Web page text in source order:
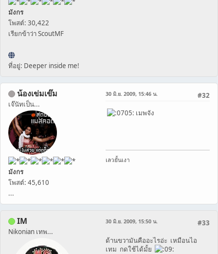
มังกร
โพสต์: 30,422
เรียกข้าว่า ScoutMF
ที่อยู่: Deeper inside me!
น้องเข่มเข๊ม
เจ๊นัทเป็น...
มังกร
โพสต์: 45,610
...
#32
30 มิ.ย. 2009, 15:46 น.
เมพจัง
เลวยั้นเงา
IM
Nikonian เทพ...
#33
30 มิ.ย. 2009, 15:50 น.
ด้านขวามันคืออะไรอ่ะ เหมือนไอ
เทม กดใช้ได้มั้ย